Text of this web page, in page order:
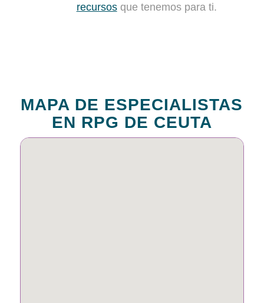
recursosque tenemos para ti.
MAPA DE ESPECIALISTAS
EN RPG DE CEUTA